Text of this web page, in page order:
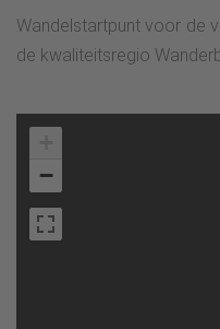
Wandelstartpunt voor de
de kwaliteitsregio
−